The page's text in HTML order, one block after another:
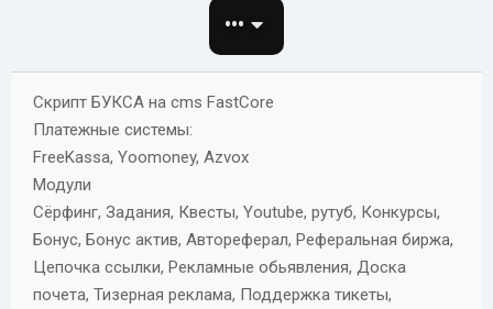
н
и
•••
Скрипт БУКСА на cms FastCore
Платежные системы:
FreeKassa, Yoomoney, Azvox
Модули
Сёрфинг, Задания, Квесты, Youtube, рутуб, Конкурсы,
Бонус, Бонус актив, Автореферал, Реферальная биржа,
Цепочка ссылки, Рекламные обьявления, Доска
почета, Тизерная реклама, Поддержка тикеты,